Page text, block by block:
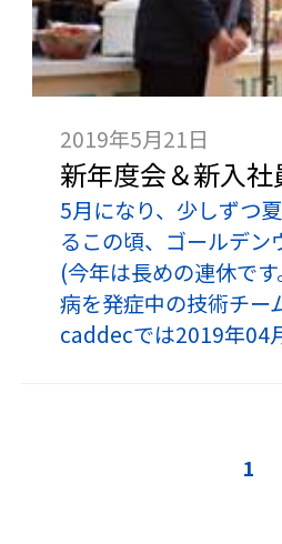
2019年5月21日
新年度会＆新入
5月になり、少しずつ
るこの頃、ゴールデン
(今年は長めの連休で
病を発症中の技術チー
caddecでは2019年
1